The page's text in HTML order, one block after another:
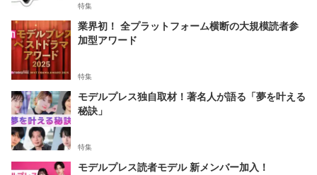
特集
業界初！ 全プラットフォーム横断の大規模読者参
加型アワード
特集
モデルプレス独自取材！著名人が語る「夢を叶える
秘訣」
特集
モデルプレス読者モデル 新メンバー加入！